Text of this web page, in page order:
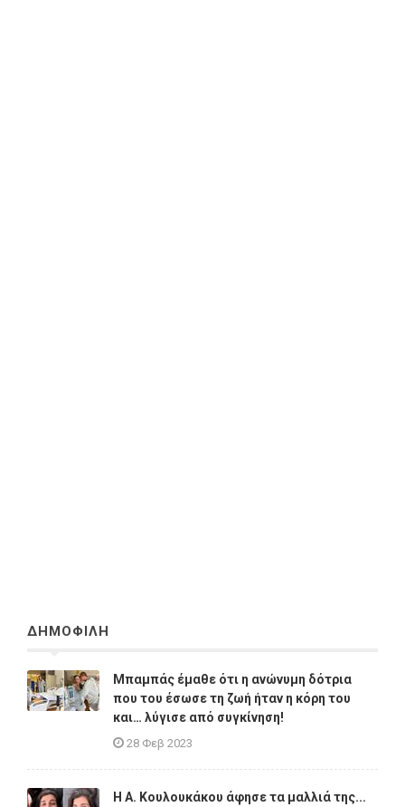
ΔΗΜΟΦΙΛΗ
Μπαμπάς έμαθε ότι η ανώνυμη δότρια
που του έσωσε τη ζωή ήταν η κόρη του
και… λύγισε από συγκίνηση!
28 Φεβ 2023
Η A. Κουλουκάκου άφησε τα μαλλιά της...